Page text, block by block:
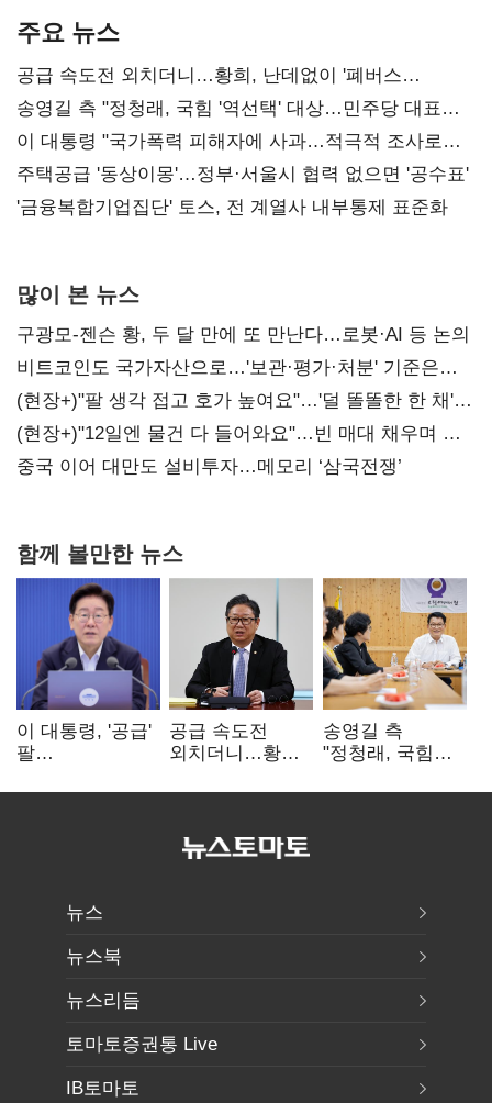
주요 뉴스
공급 속도전 외치더니…황희, 난데없이 '폐버스
리모델링' 제안
송영길 측 "정청래, 국힘 '역선택' 대상…민주당 대표로
총선 지휘 못해"
이 대통령 "국가폭력 피해자에 사과…적극적 조사로
진실 밝혀야"
주택공급 '동상이몽'…정부·서울시 협력 없으면 '공수표'
'금융복합기업집단' 토스, 전 계열사 내부통제 표준화
많이 본 뉴스
구광모-젠슨 황, 두 달 만에 또 만난다…로봇·AI 등 논의
비트코인도 국가자산으로…'보관·평가·처분' 기준은
숙제
(현장+)"팔 생각 접고 호가 높여요"…'덜 똘똘한 한 채'
20억 키맞추기
(현장+)"12일엔 물건 다 들어와요"…빈 매대 채우며 문
연 홈플러스
중국 이어 대만도 설비투자…메모리 ‘삼국전쟁’
함께 볼만한 뉴스
이 대통령, '공급'
팔
여 내부선
공급 속도전
외치더니…황희,
리모델링' 제안
송영길 측
"정청래, 국힘
민주당 대표로
뉴스
뉴스북
뉴스리듬
토마토증권통 Live
IB토마토